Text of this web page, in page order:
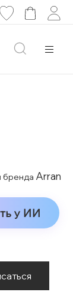
бренда Arran
у ИИ